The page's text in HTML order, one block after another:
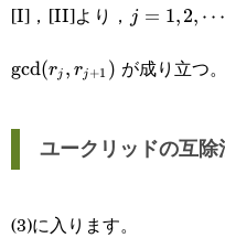
[I]，[II]より， j = 1,2, ⋯
gcd(rj , rj+1 ) が成り立つ
ユークリッドの互
(3)に入ります。